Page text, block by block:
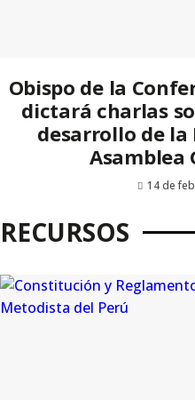
Obispo de la
dictará charlas
desarrollo de la
Asamblea
14 de
RECURSOS